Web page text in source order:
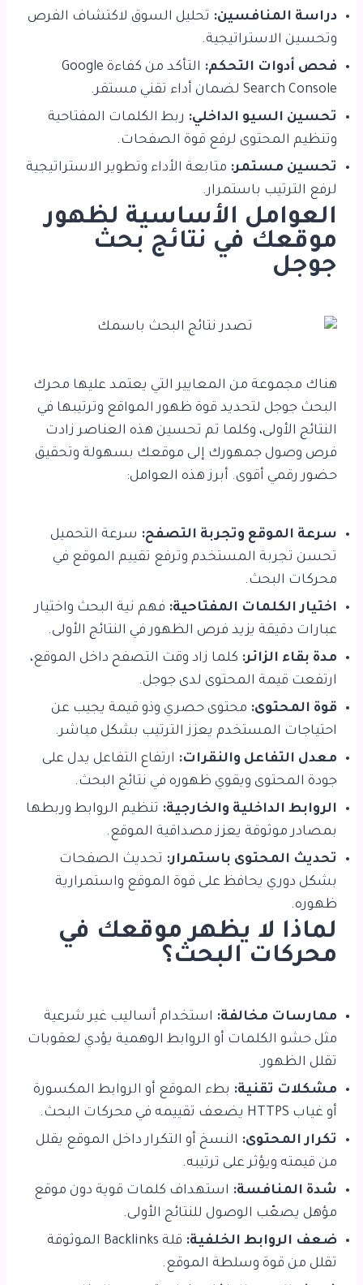
دراسة المنافسين: تحليل السوق لاكتشاف الفرص
وتحسين الاستراتيجية.
فحص أدوات التحكم:
التأكد من كفاءة Google
Search Console لضمان أداء تقني مستقر.
تحسين السيو الداخلي: ربط الكلمات المفتاحية
وتنظيم المحتوى لرفع قوة الصفحات.
تحسين مستمر: متابعة الأداء وتطوير الاستراتيجية
لرفع الترتيب باستمرار.
العوامل الأساسية لظهور
موقعك في نتائج بحث
جوجل
هناك مجموعة من المعايير التي يعتمد عليها محرك
البحث جوجل لتحديد قوة ظهور المواقع وترتيبها في
النتائج الأولى، وكلما تم تحسين هذه العناصر زادت
فرص وصول جمهورك إلى موقعك بسهولة وتحقيق
حضور رقمي أقوى. أبرز هذه العوامل:
سرعة الموقع وتجربة التصفح: سرعة التحميل
تحسن تجربة المستخدم وترفع تقييم الموقع في
محركات البحث.
اختيار الكلمات المفتاحية: فهم نية البحث واختيار
عبارات دقيقة يزيد فرص الظهور في النتائج الأولى.
مدة بقاء الزائر: كلما زاد وقت التصفح داخل الموقع،
ارتفعت قيمة المحتوى لدى جوجل.
قوة المحتوى: محتوى حصري وذو قيمة يجيب عن
احتياجات المستخدم يعزز الترتيب بشكل مباشر.
معدل التفاعل والنقرات: ارتفاع التفاعل يدل على
جودة المحتوى ويقوي ظهوره في نتائج البحث.
الروابط الداخلية والخارجية: تنظيم الروابط وربطها
بمصادر موثوقة يعزز مصداقية الموقع.
تحديث المحتوى باستمرار: تحديث الصفحات
بشكل دوري يحافظ على قوة الموقع واستمرارية
ظهوره.
لماذا لا يظهر موقعك في
محركات البحث؟
ممارسات مخالفة: استخدام أساليب غير شرعية
مثل حشو الكلمات أو الروابط الوهمية يؤدي لعقوبات
تقلل الظهور.
مشكلات تقنية: بطء الموقع أو الروابط المكسورة
أو غياب HTTPS يضعف تقييمه في محركات البحث.
تكرار المحتوى: النسخ أو التكرار داخل الموقع يقلل
من قيمته ويؤثر على ترتيبه.
شدة المنافسة: استهداف كلمات قوية دون موقع
مؤهل يصعّب الوصول للنتائج الأولى.
ضعف الروابط الخلفية:
قلة Backlinks الموثوقة
تقلل من قوة وسلطة الموقع.